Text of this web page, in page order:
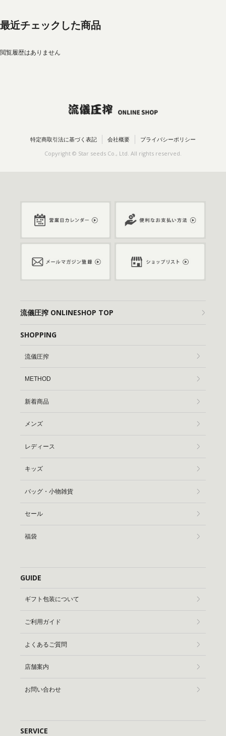
最近チェックした商品
閲覧履歴はありません
特定商取引法に基づく表記 会社概要 プライバシーポリシー
Copyright © Star seeds Co., Ltd. All rights reserved.
流儀圧搾 ONLINESHOP TOP
SHOPPING
流儀圧搾
METHOD
新着商品
メンズ
レディース
キッズ
バッグ・小物雑貨
セール
福袋
GUIDE
ギフト包装について
ご利用ガイド
よくあるご質問
店舗案内
お問い合わせ
SERVICE